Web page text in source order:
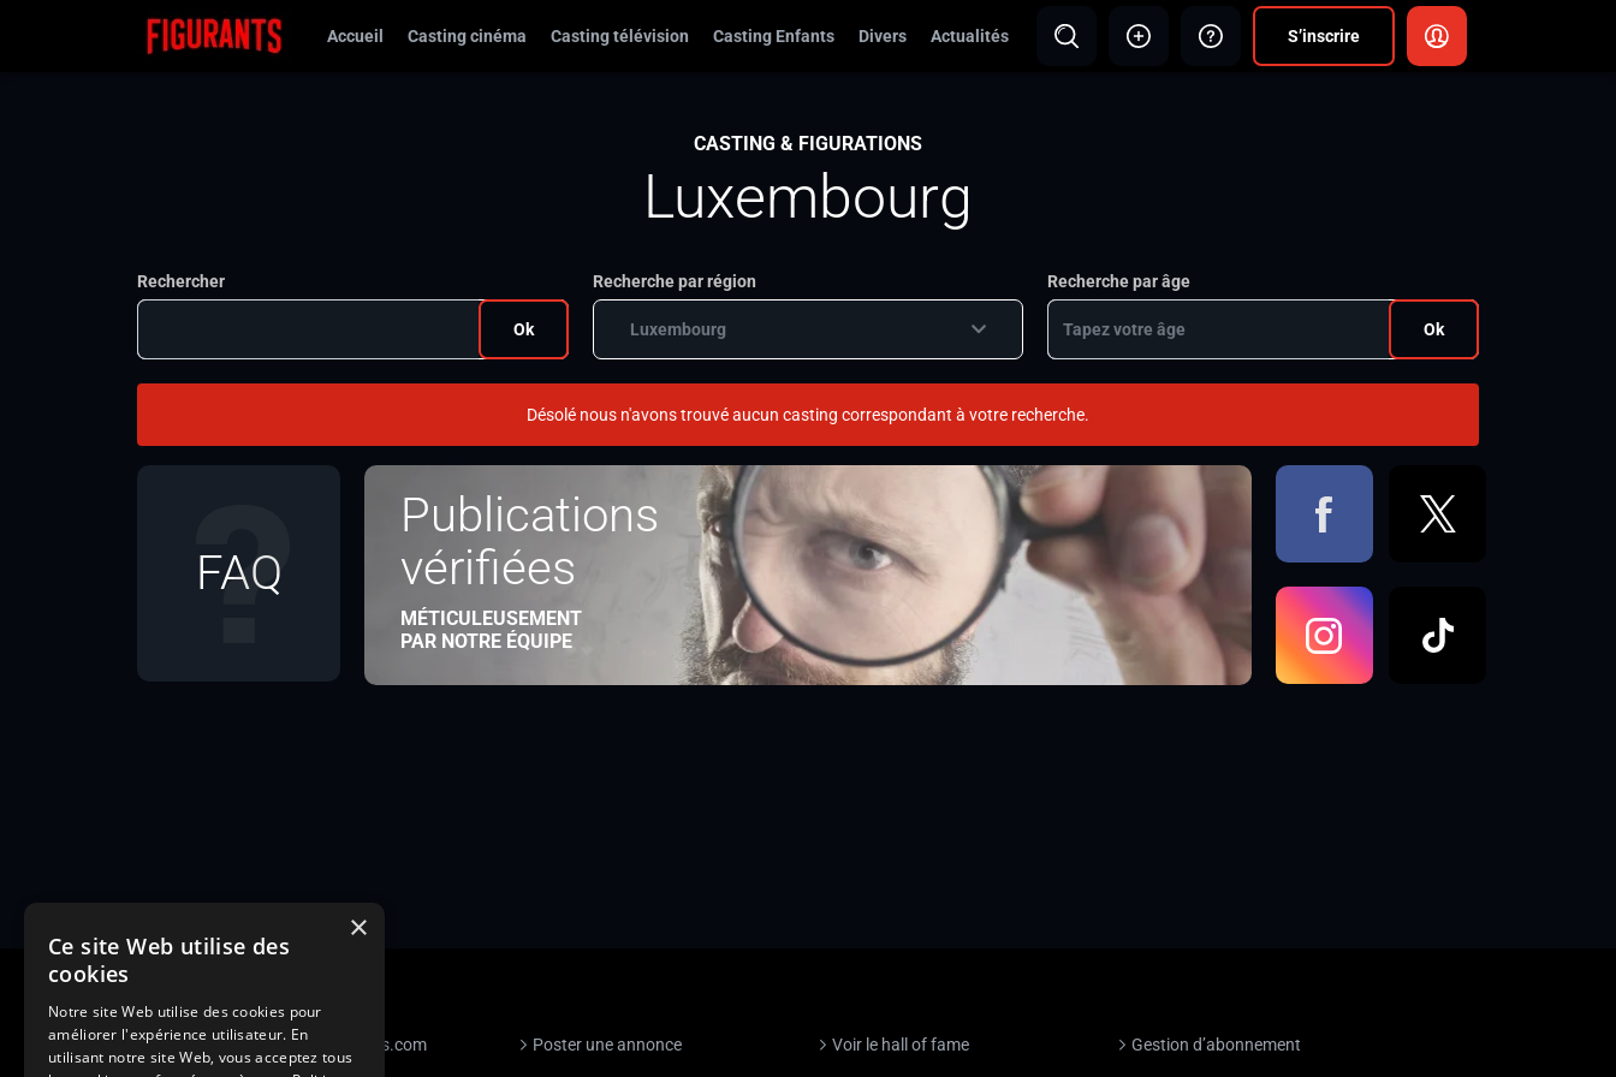
Accueil Casting cinéma Casting télévision Casting Enfants Divers Actualités S’inscrire
CASTING & FIGURATIONS
Luxembourg
Rechercher
Ok
Recherche par région
Luxembourg
Recherche par âge
Ok
Désolé nous n'avons trouvé aucun casting correspondant à votre recherche.
FAQ
Publications
vérifiées
MÉTICULEUSEMENT
PAR NOTRE ÉQUIPE
S’inscrire à Figurants.com Poster une annonce Voir le hall of fame Gestion d’abonnement
×
Ce site Web utilise des
cookies
Notre site Web utilise des cookies pour
améliorer l'expérience utilisateur. En
utilisant notre site Web, vous acceptez tous